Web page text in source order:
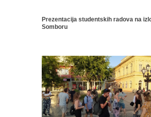
Prezentacija studentskih radova na
Somboru